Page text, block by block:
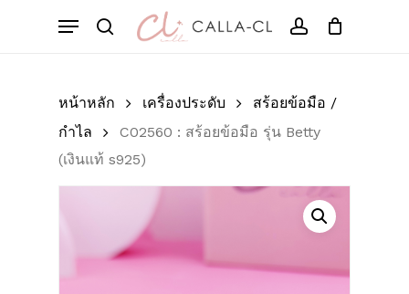
search account
Menu
Cart
หน้าหลัก เครื่องประดับ
สร้อยข้อมือ /
กำไล
C02560 : สร้อยข้อมือ รุ่น Betty
(เงินแท้ s925)
มาเป็นคนแรกที่วิจารณ์
รุ่น Betty (เงินแท้ s925)”
อีเมลของคุณจะไม่แสดงให้คนอื่นเห็น
ช่องข้อมูลจำเป็นถูกทำเครื่องหมาย
การให้คะแนนของคุณ*
บทวิจารณ์ของคุณ